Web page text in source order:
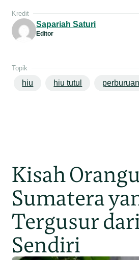
Kredit
Sapariah Saturi
Editor
Topik
hiu hiu tutul perburuan
Kisah
Sumatera
Tergusur
Sendiri